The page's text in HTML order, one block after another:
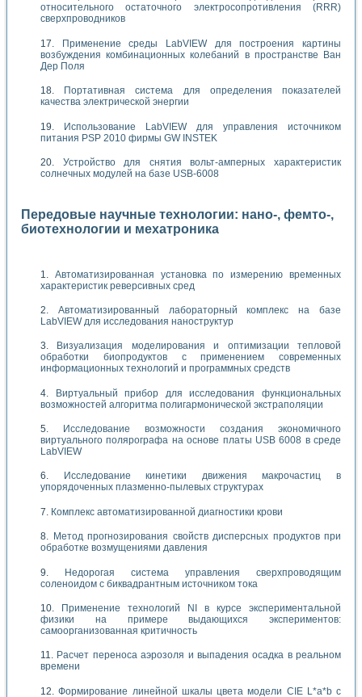
относительного остаточного электросопротивления (RRR)
сверхпроводников
Применение среды LabVIEW для построения картины
возбуждения комбинационных колебаний в пространстве Ван
Дер Поля
Портативная система для определения показателей
качества электрической энергии
Использование LabVIEW для управления источником
питания PSP 2010 фирмы GW INSTEK
Устройство для снятия вольт-амперных характеристик
солнечных модулей на базе USB-6008
Передовые научные технологии: нано-, фемто-,
биотехнологии и мехатроника
Автоматизированная установка по измерению временных
характеристик реверсивных сред
Автоматизированный лабораторный комплекс на базе
LabVIEW для исследования наноструктур
Визуализация моделирования и оптимизации тепловой
обработки биопродуктов с применением современных
информационных технологий и программных средств
Виртуальный прибор для исследования функциональных
возможностей алгоритма полигармонической экстраполяции
Исследование возможности создания экономичного
виртуального полярографа на основе платы USB 6008 в среде
LabVIEW
Исследование кинетики движения макрочастиц в
упорядоченных плазменно-пылевых структурах
Комплекс автоматизированной диагностики крови
Метод прогнозирования свойств дисперсных продуктов при
обработке возмущениями давления
Недорогая система управления сверхпроводящим
соленоидом с биквадрантным источником тока
Применение технологий NI в курсе экспериментальной
физики на примере выдающихся экспериментов:
самоорганизованная критичность
Расчет переноса аэрозоля и выпадения осадка в реальном
времени
Формирование линейной шкалы цвета модели CIE L*a*b с